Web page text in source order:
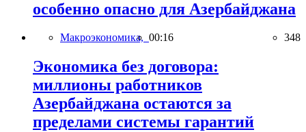
особенно опасно для Азербайджана
Макроэкономика, 00:16 348
Экономика без договора:
миллионы работников
Азербайджана остаются за
пределами системы гарантий